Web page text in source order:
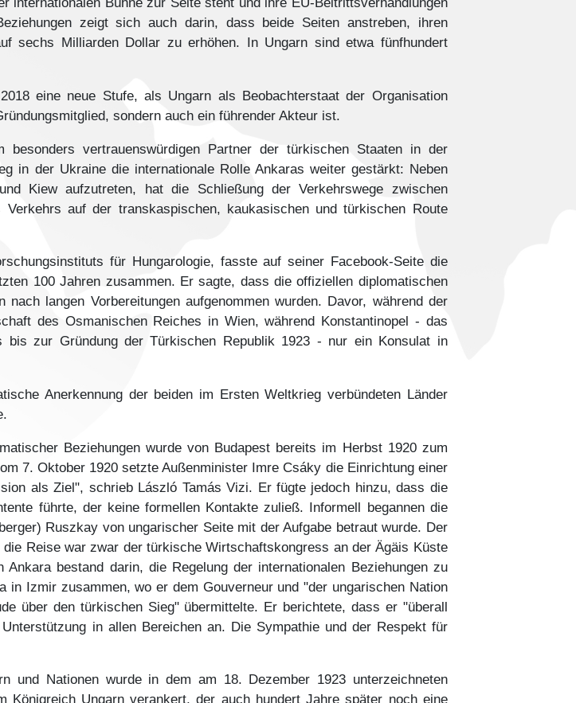
zeigt sich auch darin, dass beide Seiten anstreben, ihren
sechs Milliarden Dollar zu erhöhen. In Ungarn sind etwa fünfhundert
eine neue Stufe, als Ungarn als Beobachterstaat der Organisation
sondern auch ein führender Akteur ist.
vertrauenswürdigen Partner der türkischen Staaten in der
in der Ukraine die internationale Rolle Ankaras weiter gestärkt: Neben
Kiew aufzutreten, hat die Schließung der Verkehrswege zwischen
auf der transkaspischen, kaukasischen und türkischen Route
für Hungarologie, fasste auf seiner Facebook-Seite die
100 Jahren zusammen. Er sagte, dass die offiziellen diplomatischen
langen Vorbereitungen aufgenommen wurden. Davor, während der
des Osmanischen Reiches in Wien, während Konstantinopel - das
bis zur Gründung der Türkischen Republik 1923 - nur ein Konsulat in
Anerkennung der beiden im Ersten Weltkrieg verbündeten Länder
Beziehungen wurde von Budapest bereits im Herbst 1920 zum
7. Oktober 1920 setzte Außenminister Imre Csáky die Einrichtung einer
als Ziel", schrieb László Tamás Vizi. Er fügte jedoch hinzu, dass die
führte, der keine formellen Kontakte zuließ. Informell begannen die
Ruszkay von ungarischer Seite mit der Aufgabe betraut wurde. Der
Reise war zwar der türkische Wirtschaftskongress an der Ägäis Küste
bestand darin, die Regelung der internationalen Beziehungen zu
Izmir zusammen, wo er dem Gouverneur und "der ungarischen Nation
über den türkischen Sieg" übermittelte. Er berichtete, dass er "überall
in allen Bereichen an. Die Sympathie und der Respekt für
und Nationen wurde in dem am 18. Dezember 1923 unterzeichneten
Königreich Ungarn verankert, der auch hundert Jahre später noch eine